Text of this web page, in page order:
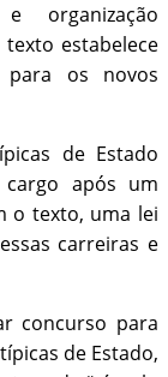
organização
estabelece
os novos
de Estado
após um
o texto, uma lei
carreiras e
concurso para
de Estado,